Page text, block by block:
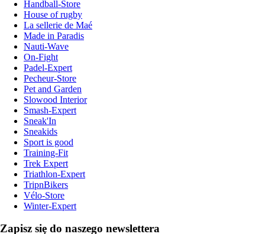
Handball-Store
House of rugby
La sellerie de Maé
Made in Paradis
Nauti-Wave
On-Fight
Padel-Expert
Pecheur-Store
Pet and Garden
Slowood Interior
Smash-Expert
Sneak'In
Sneakids
Sport is good
Training-Fit
Trek Expert
Triathlon-Expert
TripnBikers
Vélo-Store
Winter-Expert
Zapisz się do naszego newslettera